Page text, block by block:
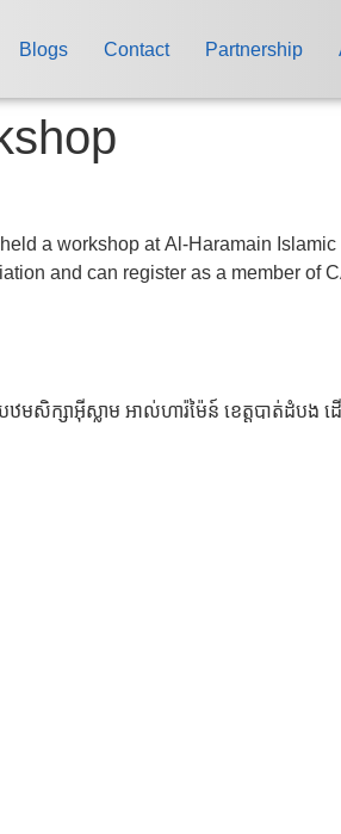
Blogs Contact Partnership
a workshop at Al-Haramain
and can register as a member of
មសិក្សាអ៊ីស្លាម អាល់ហារ៉ម៉ៃន៍ ខេត្តបាត់ដំ